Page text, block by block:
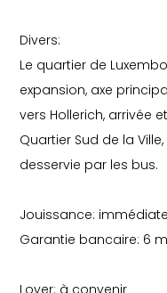
Divers:
Le quartier de
expansion, axe
vers Hollerich, arrivée
Quartier Sud de la
desservie par les bus.
Jouissance:
Garantie bancaire: 6
Loyer: à convenir